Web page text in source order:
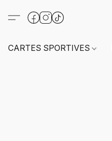
CARTES SPORTIVES